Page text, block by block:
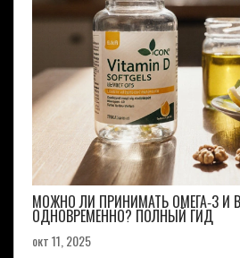
МОЖНО ЛИ ПРИНИМАТЬ ОМЕГА‑3 И
ОДНОВРЕМЕННО? ПОЛНЫЙ ГИД
окт 11, 2025